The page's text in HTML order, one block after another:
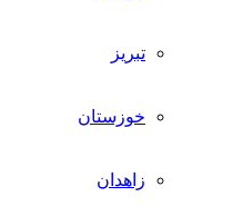
تبریز
خوزستان
زاهدان